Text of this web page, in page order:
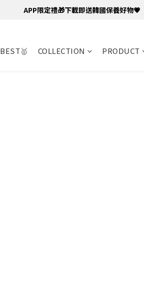
APP限定禮🎁下載即送韓國保養好物💗
BEST🥇 COLLECTION PRODUCT